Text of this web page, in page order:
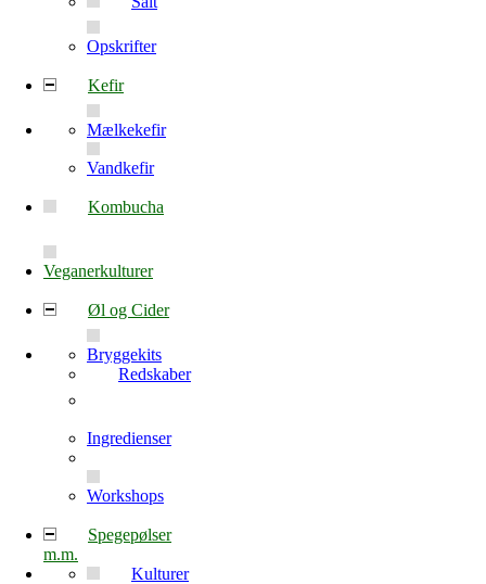
Opskrifter
Kefir
Mælkekefir
Vandkefir
Kombucha
Veganerkulturer
Øl og Cider
Bryggekits
Redskaber
Ingredienser
Workshops
Spegepølser
m.m.
Kulturer